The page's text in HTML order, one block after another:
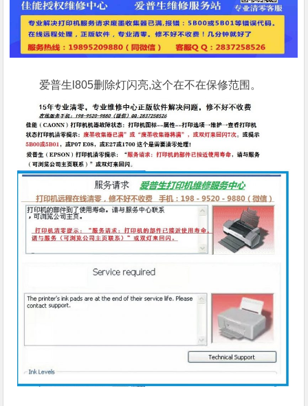
爱普生l805删除灯闪亮,这个在不在保修范围。